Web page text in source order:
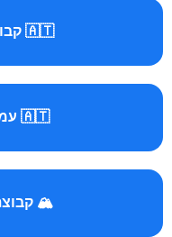
🇦🇹 קבוצת וינה למטיילים
🇦🇹 עמוד וינה למטיילים
🏔️